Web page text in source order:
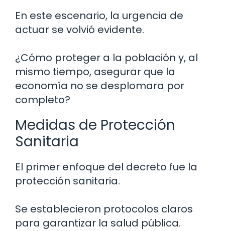
En este escenario, la urgencia de
actuar se volvió evidente.
¿Cómo proteger a la población y, al
mismo tiempo, asegurar que la
economía no se desplomara por
completo?
Medidas de Protección
Sanitaria
El primer enfoque del decreto fue la
protección sanitaria.
Se establecieron protocolos claros
para garantizar la salud pública.